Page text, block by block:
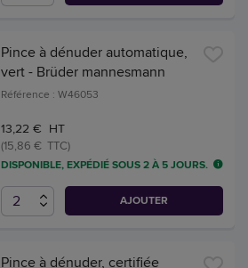
Pince à dénuder automatique,
vert - Brüder mannesmann
Référence : W46053
13,22 € HT
(15,86 € TTC)
DISPONIBLE, EXPÉDIÉ SOUS 2 À 5 JOURS.
AJOUTER
Pince à dénuder, certifiée